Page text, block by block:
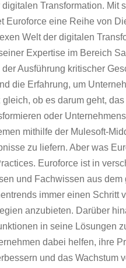
Transformation. Mit
Euroforce eine Reihe von
Welt der digitalen
Expertise im Bereich
Ausführung kritischer
die Erfahrung, um
ob es darum geht,
oder
mithilfe der Mulesoft-
zu liefern. Aber was
Euroforce ist in
und Fachwissen aus
immer einen Schritt
anzubieten. Darüber
in seine Lösungen
dabei helfen, ihre
und das Wachstum